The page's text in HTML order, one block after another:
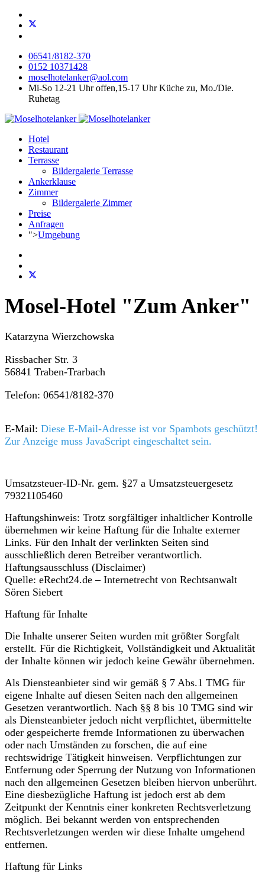
06541/8182-370
0152 10371428
moselhotelanker@aol.com
Mi-So 12-21 Uhr offen,15-17 Uhr Küche zu, Mo./Die.
Ruhetag
Hotel
Restaurant
Terrasse
Bildergalerie Terrasse
Ankerklause
Zimmer
Bildergalerie Zimmer
Preise
Anfragen
">Umgebung
Mosel-Hotel "Zum Anker"
Katarzyna Wierzchowska
Rissbacher Str. 3
56841 Traben-Trarbach
Telefon: 06541/8182-370
E-Mail: Diese E-Mail-Adresse ist vor Spambots geschützt!
Zur Anzeige muss JavaScript eingeschaltet sein.
Umsatzsteuer-ID-Nr. gem. §27 a Umsatzsteuergesetz
79321105460
Haftungshinweis: Trotz sorgfältiger inhaltlicher Kontrolle
übernehmen wir keine Haftung für die Inhalte externer
Links. Für den Inhalt der verlinkten Seiten sind
ausschließlich deren Betreiber verantwortlich.
Haftungsausschluss (Disclaimer)
Quelle: eRecht24.de – Internetrecht von Rechtsanwalt
Sören Siebert
Haftung für Inhalte
Die Inhalte unserer Seiten wurden mit größter Sorgfalt
erstellt. Für die Richtigkeit, Vollständigkeit und Aktualität
der Inhalte können wir jedoch keine Gewähr übernehmen.
Als Diensteanbieter sind wir gemäß § 7 Abs.1 TMG für
eigene Inhalte auf diesen Seiten nach den allgemeinen
Gesetzen verantwortlich. Nach §§ 8 bis 10 TMG sind wir
als Diensteanbieter jedoch nicht verpflichtet, übermittelte
oder gespeicherte fremde Informationen zu überwachen
oder nach Umständen zu forschen, die auf eine
rechtswidrige Tätigkeit hinweisen. Verpflichtungen zur
Entfernung oder Sperrung der Nutzung von Informationen
nach den allgemeinen Gesetzen bleiben hiervon unberührt.
Eine diesbezügliche Haftung ist jedoch erst ab dem
Zeitpunkt der Kenntnis einer konkreten Rechtsverletzung
möglich. Bei bekannt werden von entsprechenden
Rechtsverletzungen werden wir diese Inhalte umgehend
entfernen.
Haftung für Links